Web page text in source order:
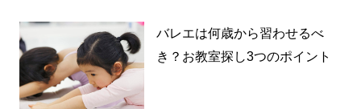
バレエは何歳から習わせるべ
き？お教室探し3つのポイント